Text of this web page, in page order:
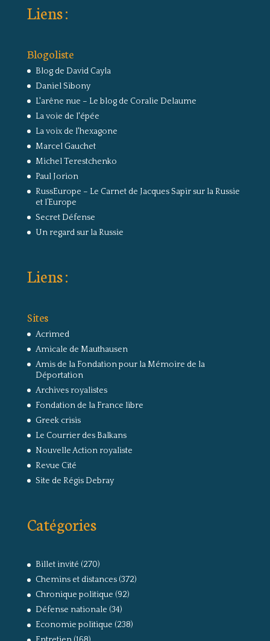
Liens :
Blogoliste
Blog de David Cayla
Daniel Sibony
L'arêne nue – Le blog de Coralie Delaume
La voie de l'épée
La voix de l'hexagone
Marcel Gauchet
Michel Terestchenko
Paul Jorion
RussEurope – Le Carnet de Jacques Sapir sur la Russie
et l’Europe
Secret Défense
Un regard sur la Russie
Liens :
Sites
Acrimed
Amicale de Mauthausen
Amis de la Fondation pour la Mémoire de la
Déportation
Archives royalistes
Fondation de la France libre
Greek crisis
Le Courrier des Balkans
Nouvelle Action royaliste
Revue Cité
Site de Régis Debray
Catégories
Billet invité (270)
Chemins et distances(372)
Chronique politique (92)
Défense nationale (34)
Economie politique (238)